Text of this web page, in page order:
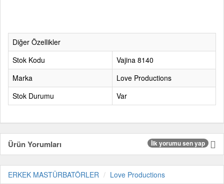
Diğer Özellikler
Stok Kodu
Vajina 8140
Marka
Love Productions
Stok Durumu
Var
Ürün Yorumları İlk yorumu sen yap
ERKEK MASTÜRBATÖRLER Love Productions